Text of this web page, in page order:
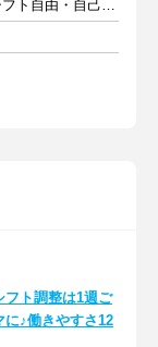
週3日以上 1日4.5時間以上 シフト自由・自己申告
フト調整は1週ご
に♪働きやすさ12